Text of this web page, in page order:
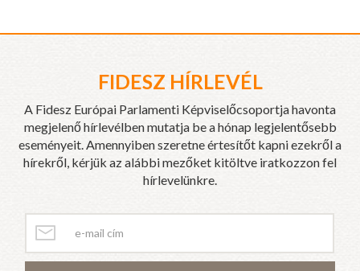
FIDESZ HÍRLEVÉL
A Fidesz Európai Parlamenti Képviselőcsoportja havonta
megjelenő hírlevélben mutatja be a hónap legjelentősebb
eseményeit. Amennyiben szeretne értesítőt kapni ezekről a
hírekről, kérjük az alábbi mezőket kitöltve iratkozzon fel
hírlevelünkre.